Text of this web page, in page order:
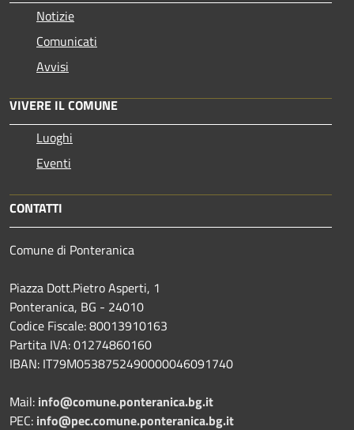
Notizie
Comunicati
Avvisi
VIVERE IL COMUNE
Luoghi
Eventi
CONTATTI
Comune di Ponteranica
Piazza Dott.Pietro Asperti, 1
Ponteranica, BG - 24010
Codice Fiscale: 80013910163
Partita IVA: 01274860160
IBAN: IT79M0538752490000046091740
Mail: info@comune.ponteranica.bg.it
PEC: info@pec.comune.ponteranica.bg.it